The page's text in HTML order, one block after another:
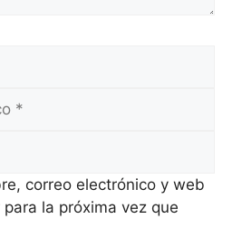
correo electrónico y web
la próxima vez que